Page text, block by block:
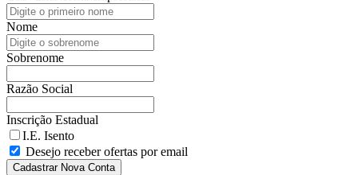
Nome
Sobrenome
Razão Social
Inscrição Estadual
I.E. Isento
Desejo receber ofertas por email
Cadastrar Nova Conta